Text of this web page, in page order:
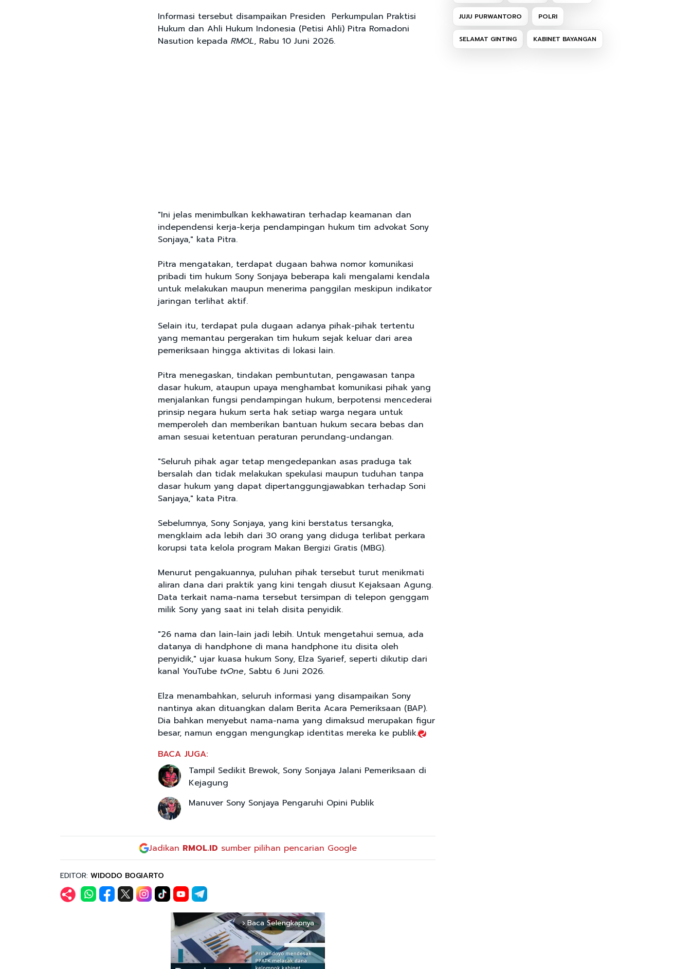
Informasi tersebut disampaikan Presiden Perkumpulan Praktisi
Hukum dan Ahli Hukum Indonesia (Petisi Ahli) Pitra Romadoni
Nasution kepada RMOL, Rabu 10 Juni 2026.
"Ini jelas menimbulkan kekhawatiran terhadap keamanan dan
independensi kerja-kerja pendampingan hukum tim advokat Sony
Sonjaya," kata Pitra.
Pitra mengatakan, terdapat dugaan bahwa nomor komunikasi
pribadi tim hukum Sony Sonjaya beberapa kali mengalami kendala
untuk melakukan maupun menerima panggilan meskipun indikator
jaringan terlihat aktif.
Selain itu, terdapat pula dugaan adanya pihak-pihak tertentu
yang memantau pergerakan tim hukum sejak keluar dari area
pemeriksaan hingga aktivitas di lokasi lain.
Pitra menegaskan, tindakan pembuntutan, pengawasan tanpa
dasar hukum, ataupun upaya menghambat komunikasi pihak yang
menjalankan fungsi pendampingan hukum, berpotensi mencederai
prinsip negara hukum serta hak setiap warga negara untuk
memperoleh dan memberikan bantuan hukum secara bebas dan
aman sesuai ketentuan peraturan perundang-undangan.
"Seluruh pihak agar tetap mengedepankan asas praduga tak
bersalah dan tidak melakukan spekulasi maupun tuduhan tanpa
dasar hukum yang dapat dipertanggungjawabkan terhadap Soni
Sanjaya," kata Pitra.
Sebelumnya, Sony Sonjaya, yang kini berstatus tersangka,
mengklaim ada lebih dari 30 orang yang diduga terlibat perkara
korupsi tata kelola program Makan Bergizi Gratis (MBG).
Menurut pengakuannya, puluhan pihak tersebut turut menikmati
aliran dana dari praktik yang kini tengah diusut Kejaksaan Agung.
Data terkait nama-nama tersebut tersimpan di telepon genggam
milik Sony yang saat ini telah disita penyidik.
"26 nama dan lain-lain jadi lebih. Untuk mengetahui semua, ada
datanya di handphone di mana handphone itu disita oleh
penyidik," ujar kuasa hukum Sony, Elza Syarief, seperti dikutip dari
kanal YouTube tvOne, Sabtu 6 Juni 2026.
Elza menambahkan, seluruh informasi yang disampaikan Sony
nantinya akan dituangkan dalam Berita Acara Pemeriksaan (BAP).
Dia bahkan menyebut nama-nama yang dimaksud merupakan figur
besar, namun enggan mengungkap identitas mereka ke publik.
BACA JUGA:
Tampil Sedikit Brewok, Sony Sonjaya Jalani Pemeriksaan di
Kejagung
Manuver Sony Sonjaya Pengaruhi Opini Publik
Jadikan RMOL.ID sumber pilihan pencarian Google
EDITOR: WIDODO BOGIARTO
arrow_forward_ios Baca Selengkapnya
JUJU PURWANTORO POLRI
SELAMAT GINTING KABINET BAYANGAN